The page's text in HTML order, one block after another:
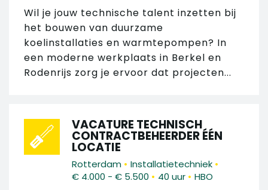
Wil je jouw technische talent inzetten bij
het bouwen van duurzame
koelinstallaties en warmtepompen? In
een moderne werkplaats in Berkel en
Rodenrijs zorg je ervoor dat projecten...
VACATURE TECHNISCH
CONTRACTBEHEERDER ÉÉN
LOCATIE
Rotterdam • Installatietechniek •
€ 4.000 - € 5.500 • 40 uur • HBO